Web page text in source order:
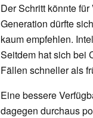
Der Schritt könnte
Generation dürfte
kaum empfehlen.
Seitdem hat sich bei
Fällen schneller als
Eine bessere
dagegen durchaus